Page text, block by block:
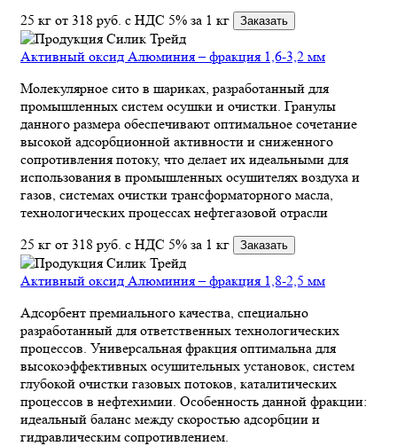
25 кг от 318 руб. с НДС 5% за 1 кг Заказать
Активный оксид Алюминия – фракция 1,6-3,2 мм
Молекулярное сито в шариках, разработанный для
промышленных систем осушки и очистки. Гранулы
данного размера обеспечивают оптимальное сочетание
высокой адсорбционной активности и сниженного
сопротивления потоку, что делает их идеальными для
использования в промышленных осушителях воздуха и
газов, системах очистки трансформаторного масла,
технологических процессах нефтегазовой отрасли
25 кг от 318 руб. с НДС 5% за 1 кг Заказать
Активный оксид Алюминия – фракция 1,8-2,5 мм
Адсорбент премиального качества, специально
разработанный для ответственных технологических
процессов. Универсальная фракция оптимальна для
высокоэффективных осушительных установок, систем
глубокой очистки газовых потоков, каталитических
процессов в нефтехимии. Особенность данной фракции:
идеальный баланс между скоростью адсорбции и
гидравлическим сопротивлением.